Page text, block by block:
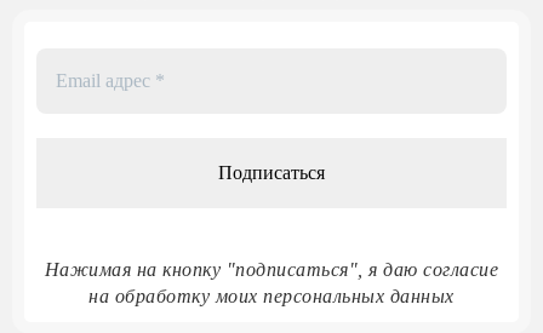
Нажимая на кнопку "подписаться", я даю согласие
на обработку моих персональных данных